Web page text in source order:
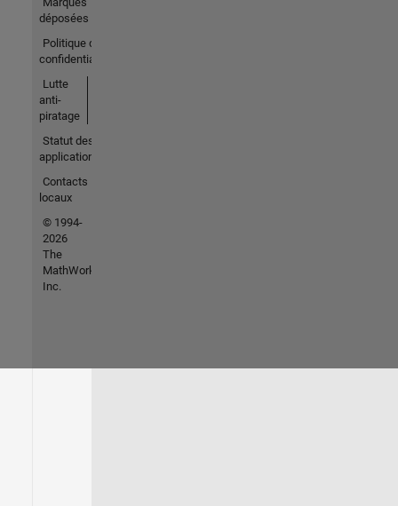
déposées
Politique de
confidentialité
Lutte
anti-
piratage
Statut des
applications
Contacts
locaux
© 1994-
2026
The
MathWorks,
Inc.